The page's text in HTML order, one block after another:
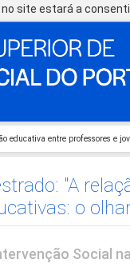
site estará a
educativa entre professores e
"A
o
Social